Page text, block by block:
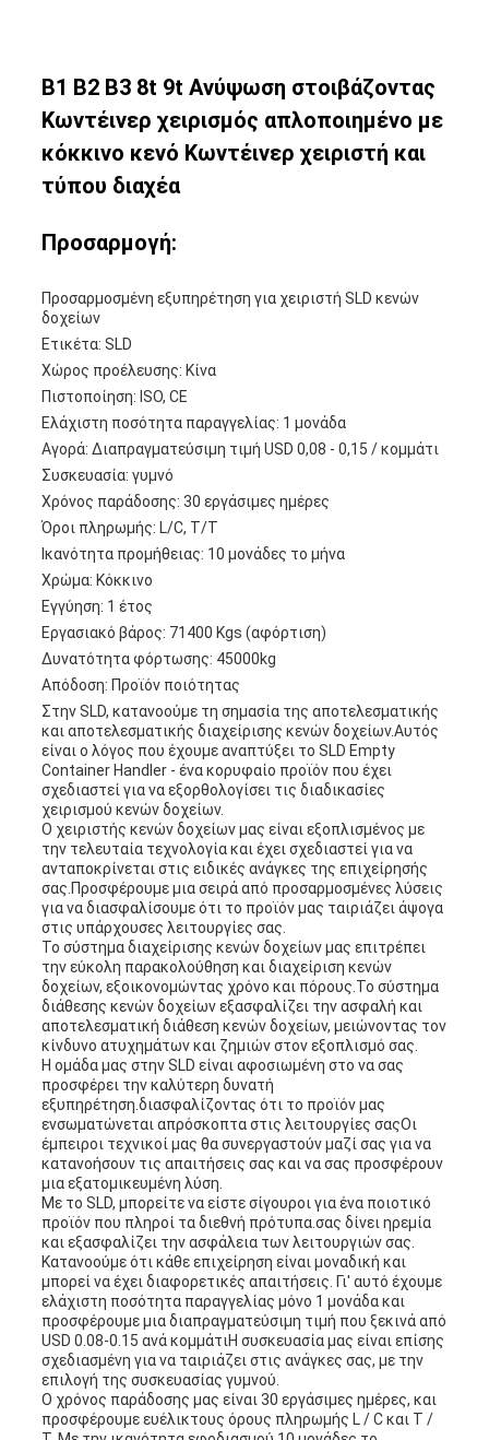
Β1 Β2 Β3 8t 9t Ανύψωση στοιβάζοντας
Κωντέινερ χειρισμός απλοποιημένο με
κόκκινο κενό Κωντέινερ χειριστή και
τύπου διαχέα
Προσαρμογή:
Προσαρμοσμένη εξυπηρέτηση για χειριστή SLD κενών
δοχείων
Ετικέτα: SLD
Χώρος προέλευσης: Κίνα
Πιστοποίηση: ISO, CE
Ελάχιστη ποσότητα παραγγελίας: 1 μονάδα
Αγορά: Διαπραγματεύσιμη τιμή USD 0,08 - 0,15 / κομμάτι
Συσκευασία: γυμνό
Χρόνος παράδοσης: 30 εργάσιμες ημέρες
Όροι πληρωμής: L/C, T/T
Ικανότητα προμήθειας: 10 μονάδες το μήνα
Χρώμα: Κόκκινο
Εγγύηση: 1 έτος
Εργασιακό βάρος: 71400 Kgs (αφόρτιση)
Δυνατότητα φόρτωσης: 45000kg
Απόδοση: Προϊόν ποιότητας
Στην SLD, κατανοούμε τη σημασία της αποτελεσματικής
και αποτελεσματικής διαχείρισης κενών δοχείων.Αυτός
είναι ο λόγος που έχουμε αναπτύξει το SLD Empty
Container Handler - ένα κορυφαίο προϊόν που έχει
σχεδιαστεί για να εξορθολογίσει τις διαδικασίες
χειρισμού κενών δοχείων.
Ο χειριστής κενών δοχείων μας είναι εξοπλισμένος με
την τελευταία τεχνολογία και έχει σχεδιαστεί για να
ανταποκρίνεται στις ειδικές ανάγκες της επιχείρησής
σας.Προσφέρουμε μια σειρά από προσαρμοσμένες λύσεις
για να διασφαλίσουμε ότι το προϊόν μας ταιριάζει άψογα
στις υπάρχουσες λειτουργίες σας.
Το σύστημα διαχείρισης κενών δοχείων μας επιτρέπει
την εύκολη παρακολούθηση και διαχείριση κενών
δοχείων, εξοικονομώντας χρόνο και πόρους.Το σύστημα
διάθεσης κενών δοχείων εξασφαλίζει την ασφαλή και
αποτελεσματική διάθεση κενών δοχείων, μειώνοντας τον
κίνδυνο ατυχημάτων και ζημιών στον εξοπλισμό σας.
Η ομάδα μας στην SLD είναι αφοσιωμένη στο να σας
προσφέρει την καλύτερη δυνατή
εξυπηρέτηση.διασφαλίζοντας ότι το προϊόν μας
ενσωματώνεται απρόσκοπτα στις λειτουργίες σαςΟι
έμπειροι τεχνικοί μας θα συνεργαστούν μαζί σας για να
κατανοήσουν τις απαιτήσεις σας και να σας προσφέρουν
μια εξατομικευμένη λύση.
Με το SLD, μπορείτε να είστε σίγουροι για ένα ποιοτικό
προϊόν που πληροί τα διεθνή πρότυπα.σας δίνει ηρεμία
και εξασφαλίζει την ασφάλεια των λειτουργιών σας.
Κατανοούμε ότι κάθε επιχείρηση είναι μοναδική και
μπορεί να έχει διαφορετικές απαιτήσεις. Γι' αυτό έχουμε
ελάχιστη ποσότητα παραγγελίας μόνο 1 μονάδα και
προσφέρουμε μια διαπραγματεύσιμη τιμή που ξεκινά από
USD 0.08-0.15 ανά κομμάτιΗ συσκευασία μας είναι επίσης
σχεδιασμένη για να ταιριάζει στις ανάγκες σας, με την
επιλογή της συσκευασίας γυμνού.
Ο χρόνος παράδοσης μας είναι 30 εργάσιμες ημέρες, και
προσφέρουμε ευέλικτους όρους πληρωμής L / C και T /